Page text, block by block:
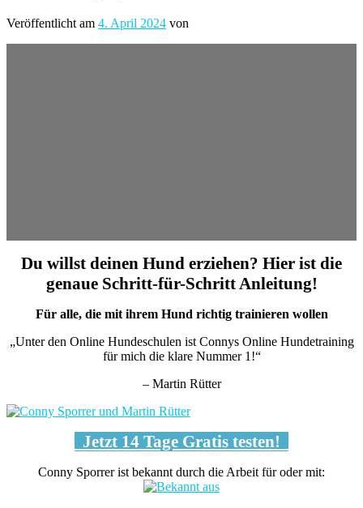
Veröffentlicht am 4. April 2024 von
Du willst deinen Hund erziehen? Hier ist die
genaue Schritt-für-Schritt Anleitung!
Für alle, die mit ihrem Hund richtig trainieren wollen
„Unter den Online Hundeschulen ist Connys Online Hundetraining
für mich die klare Nummer 1!“
– Martin Rütter
Jetzt 14 Tage Gratis testen!
Conny Sporrer ist bekannt durch die Arbeit für oder mit: